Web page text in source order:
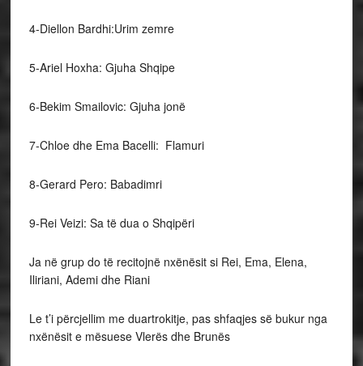
4-Diellon Bardhi:Urim zemre
5-Ariel Hoxha: Gjuha Shqipe
6-Bekim Smailovic: Gjuha jonë
7-Chloe dhe Ema Bacelli: Flamuri
8-Gerard Pero: Babadimri
9-Rei Veizi: Sa të dua o Shqipëri
Ja në grup do të recitojnë nxënësit si Rei, Ema, Elena,
Iliriani, Ademi dhe Riani
Le t’i përcjellim me duartrokitje, pas shfaqjes së bukur nga
nxënësit e mësuese Vlerës dhe Brunës